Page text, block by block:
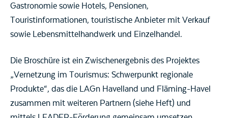
Gastronomie sowie Hotels, Pensionen,
Touristinformationen, touristische Anbieter mit Verkauf
sowie Lebensmittelhandwerk und Einzelhandel.
Die Broschüre ist ein Zwischenergebnis des Projektes
„Vernetzung im Tourismus: Schwerpunkt regionale
Produkte“, das die LAGn Havelland und Fläming-Havel
zusammen mit weiteren Partnern (siehe Heft) und